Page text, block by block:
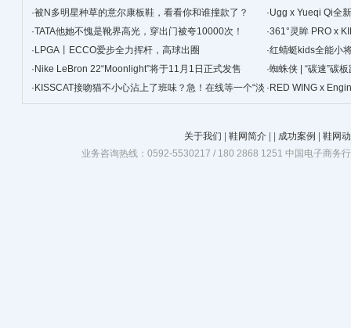
景
·被N多明星种草的意尔康板鞋，看看你和谁撞款了？ ·Ugg x Yueqi Qi全
·TATA他她不愧是靴界高光，穿出门被夸10000次！ ·361°灵眸 PRO x
跑鞋
· LPGA丨ECCO爱步全力挥杆，高球出圈 ·红蜻蜓kids全能小
· Nike LeBron 22“Moonlight”将于11月1日正式发售 ·蜘蛛侠 | “碳速”碳
· KISSCAT接吻猫不小心沾上了班味？急！在线等一个“淡
班精华”
· RED WING x
关于我们 鞋网简介 成功案例
鞋网
业务咨询热线：0592-5530217 / 180 2868 1251 中国电子商务